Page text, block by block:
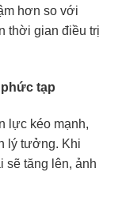
hơn so với
thời gian điều trị
tạp
lực kéo mạnh,
lý tưởng. Khi
sẽ tăng lên, ảnh